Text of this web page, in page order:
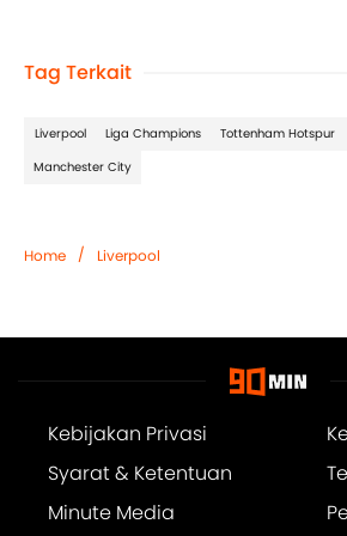
Tag Terkait
Liverpool Liga Champions Tottenham Hotspur
Manchester City
Home / Liverpool
Kebijakan Privasi
Syarat & Ketentuan
Minute Media